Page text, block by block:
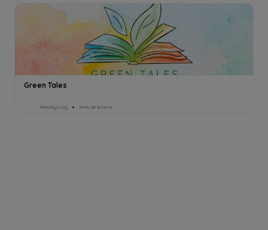
Green Tales
Panodyssey 2min de lecture